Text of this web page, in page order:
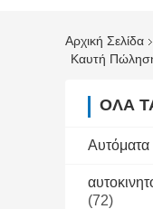
Αρχική Σελίδα
ΌΛΑ
Αυτόματα
(72)